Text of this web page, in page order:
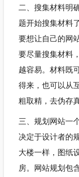
二、搜集材料明
题开始搜集材料
要想让自己的网
要尽量搜集材料
越容易。材料既
得来，也可以从
粗取精，去伪存
三、规划网站一
决定于设计者的
大楼一样，图纸
房。网站规划包